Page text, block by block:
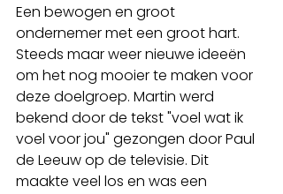
Een bewogen en groot
ondernemer met een groot hart.
Steeds maar weer nieuwe ideeën
om het nog mooier te maken voor
deze doelgroep. Martin werd
bekend door de tekst "voel wat ik
voel voor jou" gezongen door Paul
de Leeuw op de televisie. Dit
maakte veel los en was een